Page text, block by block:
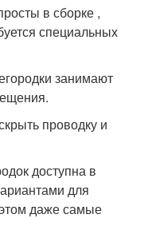
в сборке ,
специальных
занимают
проводку и
доступна в
для
даже самые